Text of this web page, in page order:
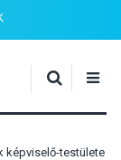
képviselő-testülete